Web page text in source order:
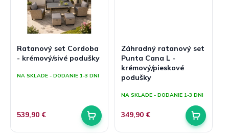
Ratanový set Cordoba
- krémový/sivé podušky
NA SKLADE - DODANIE 1-3 DNI
539,90 €
Záhradný ratanový set
Punta Cana L -
krémový/pieskové
podušky
NA SKLADE - DODANIE 1-3 DNI
349,90 €